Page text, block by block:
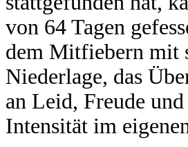
von 64 Tagen
dem Mitfiebern mit
Niederlage, das
an Leid, Freude
Intensität im